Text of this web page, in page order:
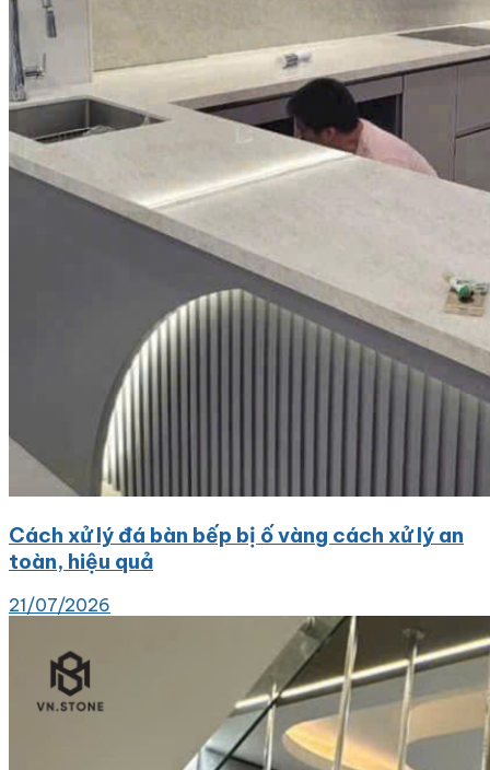
Cách xử lý đá bàn bếp bị ố vàng cách xử lý an
toàn, hiệu quả
21/07/2026